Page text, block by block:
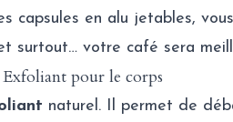
capsules en alu jetables,
surtout… votre café sera
Exfoliant pour le corps
naturel. Il permet de